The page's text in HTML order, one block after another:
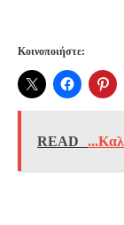
Κοινοποιήστε:
READ